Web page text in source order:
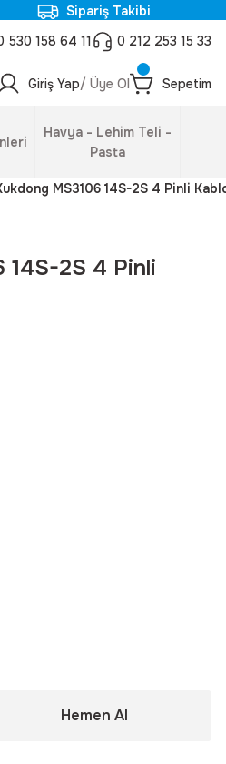
Sipariş Takibi
530 158 64 11 0 212 253 15 33
Giriş Yap/ Üye Ol Sepetim
Havya - Lehim Teli -
Pasta
MS3106 14S-2S 4 Pinli
14S-2S 4 Pinli
Hemen Al